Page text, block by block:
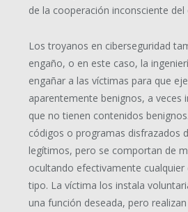
de la cooperación inconsciente del
Los troyanos en ciberseguridad
engaño, o en este caso, la
engañar a las víctimas para que
aparentemente benignos, a veces
que no tienen contenidos
códigos o programas disfrazados
legítimos, pero se comportan de
ocultando efectivamente cualquier
tipo. La víctima los instala
una función deseada, pero